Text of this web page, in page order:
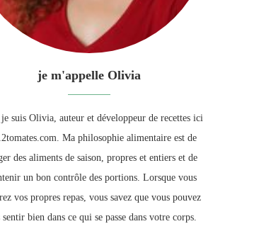
je m'appelle Olivia
suis Olivia, auteur et développeur de recettes ici
Ma philosophie alimentaire est de
des aliments de saison, propres et entiers et de
un bon contrôle des portions. Lorsque vous
vos propres repas, vous savez que vous pouvez
sentir bien dans ce qui se passe dans votre corps.